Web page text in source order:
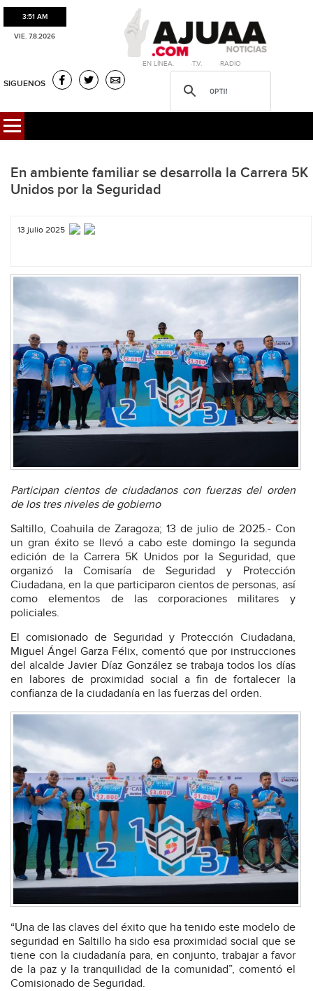
3:51 AM
VIE. 7.8.2026
·EN LÍNEA. ·T.V. ·RADIO
SIGUENOS
En ambiente familiar se desarrolla la Carrera 5K
Unidos por la Seguridad
13 julio 2025
Participan cientos de ciudadanos con fuerzas del orden
de los tres niveles de gobierno
Saltillo, Coahuila de Zaragoza; 13 de julio de 2025.- Con
un gran éxito se llevó a cabo este domingo la segunda
edición de la Carrera 5K Unidos por la Seguridad, que
organizó la Comisaría de Seguridad y Protección
Ciudadana, en la que participaron cientos de personas, así
como elementos de las corporaciones militares y
policiales.
El comisionado de Seguridad y Protección Ciudadana,
Miguel Ángel Garza Félix, comentó que por instrucciones
del alcalde Javier Díaz González se trabaja todos los días
en labores de proximidad social a fin de fortalecer la
confianza de la ciudadanía en las fuerzas del orden.
“Una de las claves del éxito que ha tenido este modelo de
seguridad en Saltillo ha sido esa proximidad social que se
tiene con la ciudadanía para, en conjunto, trabajar a favor
de la paz y la tranquilidad de la comunidad”, comentó el
Comisionado de Seguridad.